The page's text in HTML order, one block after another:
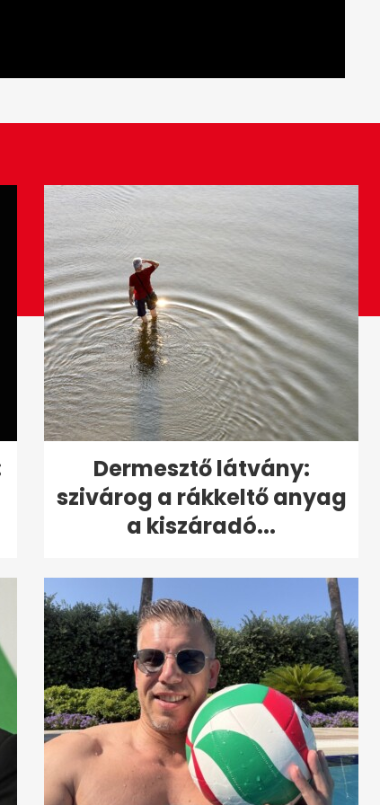
Dermesztő látvány:
szivárog a rákkeltő anyag
a kiszáradó...